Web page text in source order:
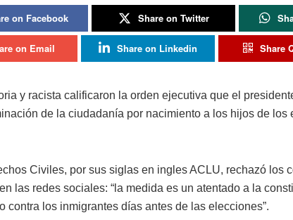
on Facebook Share on Twitter
on Email Share on Linkedin Share
y racista calificaron la orden ejecutiva que el
de la ciudadanía por nacimiento a los hijos de los
Civiles, por sus siglas en ingles ACLU, rechazó los
las redes sociales: “la medida es un atentado a la
contra los inmigrantes días antes de las elecciones”.